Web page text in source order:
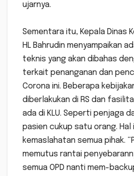
ujarnya.
Sementara itu, Kepala Dinas
HL Bahrudin menyampaikan
teknis yang akan dibahas
terkait penanganan dan
Corona ini. Beberapa
diberlakukan di RS dan
ada di KLU. Seperti penjaga
pasien cukup satu orang. Hal
kemaslahatan semua pihak.
memutus rantai
semua OPD nanti mem-